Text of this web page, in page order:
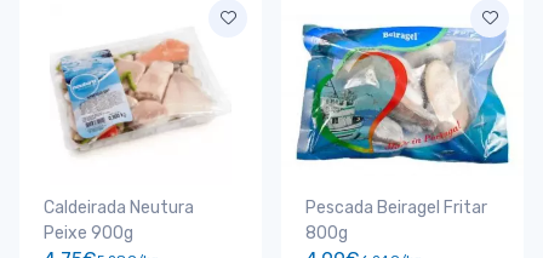
Caldeirada Neutura
Peixe 900g
Pescada Beiragel Fritar
800g